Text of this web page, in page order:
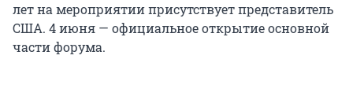
лет на мероприятии присутствует представитель
США. 4 июня — официальное открытие основной
части форума.